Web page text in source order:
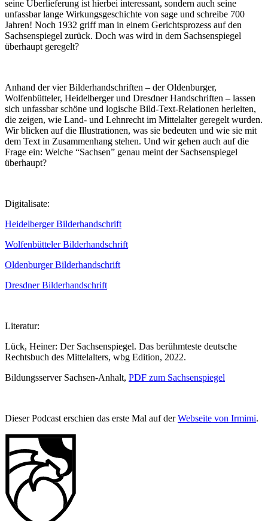
seine Überlieferung ist hierbei interessant, sondern auch seine
unfassbar lange Wirkungsgeschichte von sage und schreibe 700
Jahren! Noch 1932 griff man in einem Gerichtsprozess auf den
Sachsenspiegel zurück. Doch was wird in dem Sachsenspiegel
überhaupt geregelt?
Anhand der vier Bilderhandschriften – der Oldenburger,
Wolfenbütteler, Heidelberger und Dresdner Handschriften – lassen
sich unfassbar schöne und logische Bild-Text-Relationen herleiten,
die zeigen, wie Land- und Lehnrecht im Mittelalter geregelt wurden.
Wir blicken auf die Illustrationen, was sie bedeuten und wie sie mit
dem Text in Zusammenhang stehen. Und wir gehen auch auf die
Frage ein: Welche “Sachsen” genau meint der Sachsenspiegel
überhaupt?
Digitalisate:
Heidelberger Bilderhandschrift
Wolfenbütteler Bilderhandschrift
Oldenburger Bilderhandschrift
Dresdner Bilderhandschrift
Literatur:
Lück, Heiner: Der Sachsenspiegel. Das berühmteste deutsche
Rechtsbuch des Mittelalters, wbg Edition, 2022.
Bildungsserver Sachsen-Anhalt, PDF zum Sachsenspiegel
Dieser Podcast erschien das erste Mal auf derWebseite von Irmimi.